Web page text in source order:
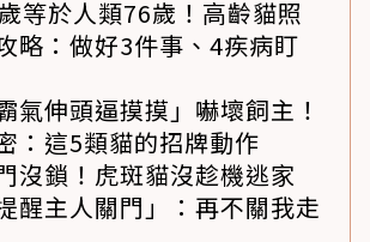
等於人類76歲！高齡貓照
略：做好3件事、4疾病盯
氣伸頭逼摸摸」嚇壞飼主！
：這5類貓的招牌動作
沒鎖！虎斑貓沒趁機逃家
醒主人關門」：再不關我走